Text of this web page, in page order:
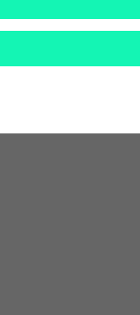
zur Verfügung steht.